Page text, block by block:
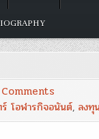
Recency
Bias
:
โอฬารกิจอนันต์, ลงทุ